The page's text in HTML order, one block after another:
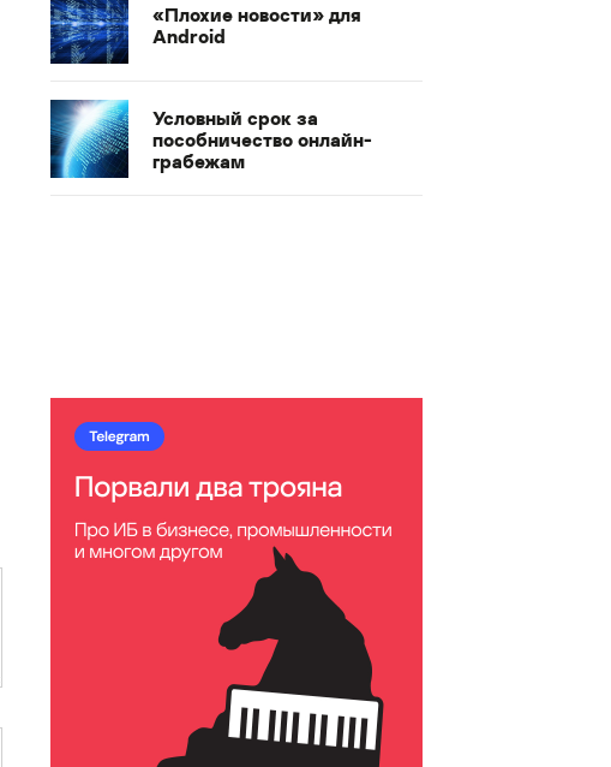
«Плохие новости» для
Android
Условный срок за
пособничество онлайн-
грабежам